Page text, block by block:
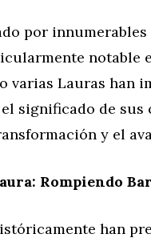
por
notable
varias Lauras han
significado de
y el
Rompiendo
han